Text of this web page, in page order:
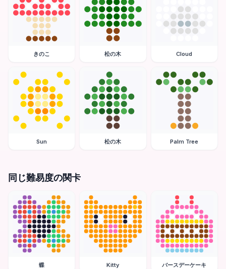
きのこ 松の木 Cloud
Sun 松の木 Palm Tree
同じ難易度の関卡
蝶 Kitty バースデーケーキ